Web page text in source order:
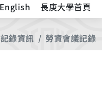
English 長庚大學首頁
錄資訊 勞資會議記錄